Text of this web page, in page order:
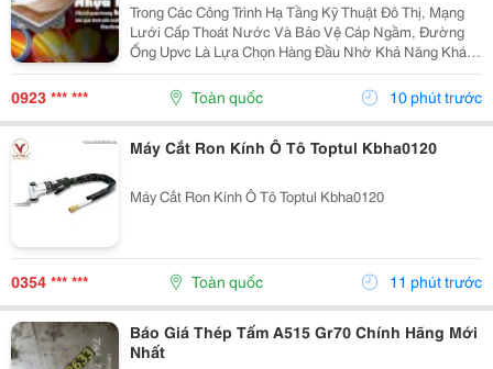
Trong Các Công Trình Hạ Tầng Kỹ Thuật Đô Thị, Mạng
Lưới Cấp Thoát Nước Và Bảo Vệ Cáp Ngầm, Đường
Ống Upvc Là Lựa Chọn Hàng Đầu Nhờ Khả Năng Kháng
Ăn Mòn Hóa Học Vượt Trội. Tuy Nhiên, Nhựa Polyvinyl
Chloride Nguyên Bản Ở Dạng Bột Thô Có Cấu Trúc
0923 *** *** Toàn quốc 10 phút trước
Máy Cắt Ron Kính Ô Tô Toptul Kbha0120
Máy Cắt Ron Kính Ô Tô Toptul Kbha0120
0354 *** *** Toàn quốc 11 phút trước
Báo Giá Thép Tấm A515 Gr70 Chính Hãng Mới
Nhất